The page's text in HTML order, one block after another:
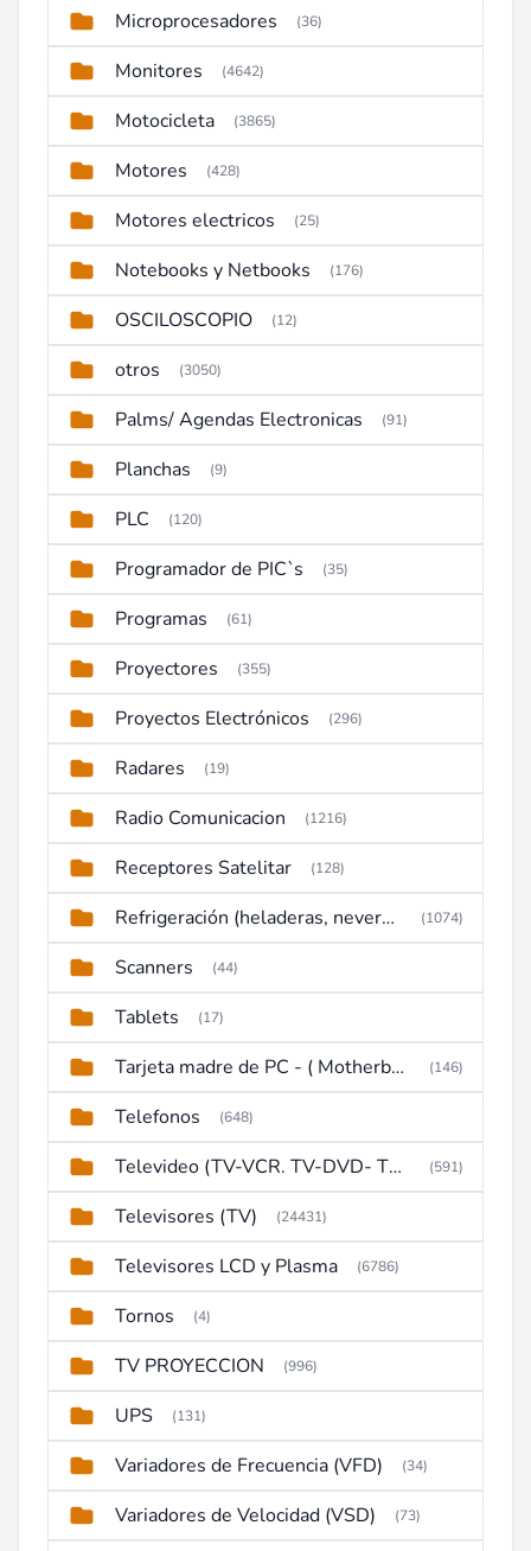
Microprocesadores (36)
Monitores (4642)
Motocicleta (3865)
Motores (428)
Motores electricos (25)
Notebooks y Netbooks (176)
OSCILOSCOPIO (12)
otros (3050)
Palms/ Agendas Electronicas (91)
Planchas (9)
PLC (120)
Programador de PIC`s (35)
Programas (61)
Proyectores (355)
Proyectos Electrónicos (296)
Radares (19)
Radio Comunicacion (1216)
Receptores Satelitar (128)
Refrigeración (heladeras, neveras, congeladores) (1074)
Scanners (44)
Tablets (17)
Tarjeta madre de PC - ( Motherboard ) (146)
Telefonos (648)
Televideo (TV-VCR. TV-DVD- TV-DVD-VCR) (591)
Televisores (TV) (24431)
Televisores LCD y Plasma (6786)
Tornos (4)
TV PROYECCION (996)
UPS (131)
Variadores de Frecuencia (VFD) (34)
Variadores de Velocidad (VSD) (73)